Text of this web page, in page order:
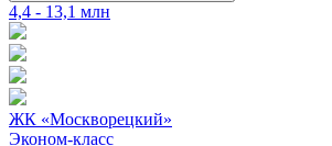
4,4 - 13,1 млн
ЖК «Москворецкий»
Эконом-класс